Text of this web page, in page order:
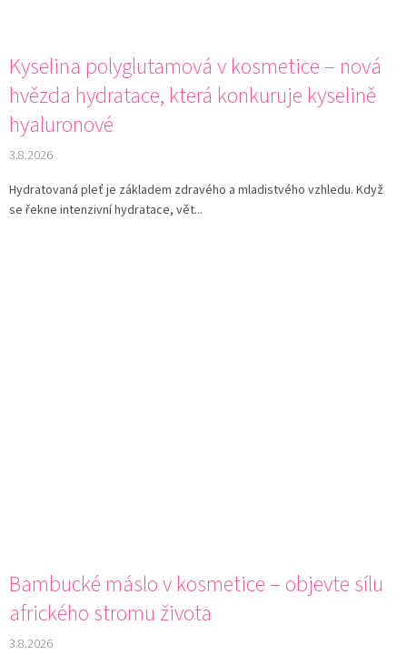
Kyselina polyglutamová v kosmetice – nová
hvězda hydratace, která konkuruje kyselině
hyaluronové
3.8.2026
Hydratovaná pleť je základem zdravého a mladistvého vzhledu. Když
se řekne intenzivní hydratace, vět...
Bambucké máslo v kosmetice – objevte sílu
afrického stromu života
3.8.2026